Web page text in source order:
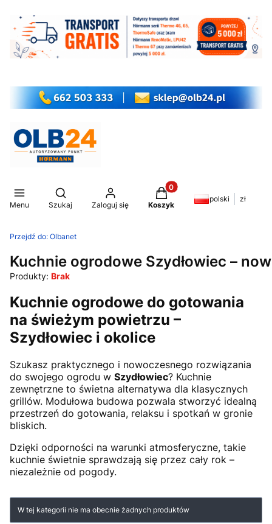
Menu
Otwórz wyszukiwarkę
Szukaj Zaloguj się
Produkty w koszyku: 0.
Koszyk
polski zł
Przejdź do: Olbanet
Kuchnie ogrodowe Szydłowiec –
Produkty: Brak
Kuchnie ogrodowe do gotowania
na świeżym powietrzu –
Szydłowiec i okolice
Szukasz praktycznego i nowoczesnego rozwiązania
do swojego ogrodu w Szydłowiec? Kuchnie
zewnętrzne to świetna alternatywa dla klasycznych
grillów. Modułowa budowa pozwala stworzyć idealną
przestrzeń do gotowania, relaksu i spotkań w gronie
bliskich.
Dzięki odporności na warunki atmosferyczne, takie
kuchnie świetnie sprawdzają się przez cały rok –
niezależnie od pogody.
Lista produktów
W tej kategorii nie ma obecnie żadnych produktów